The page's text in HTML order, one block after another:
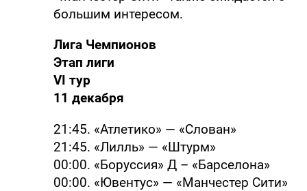
большим интересом.
Лига Чемпионов
Этап лиги
VI тур
11 декабря
21:45. «Атлетико» — «Слован»
21:45. «Лилль» — «Штурм»
00:00. «Боруссия» Д – «Барселона»
00:00. «Ювентус» — «Манчестер Сити»